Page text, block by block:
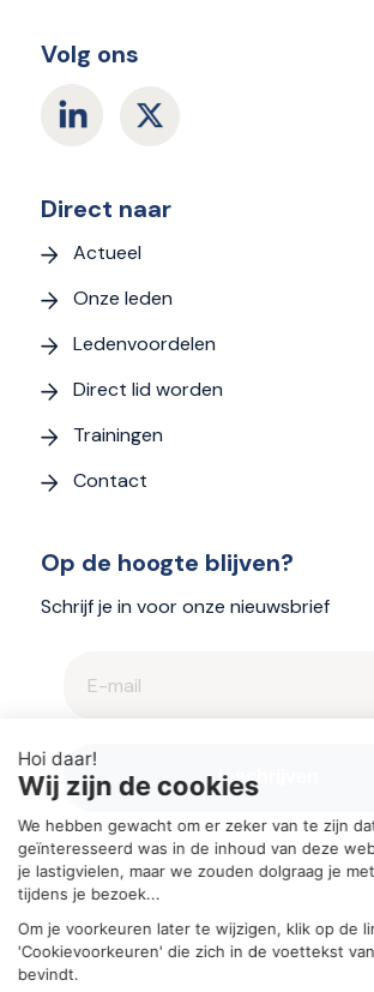
Volg ons
Direct naar
Actueel
Onze leden
Ledenvoordelen
Direct lid worden
Trainingen
Contact
Op de hoogte blijven?
Schrijf je in voor onze nieuwsbrief